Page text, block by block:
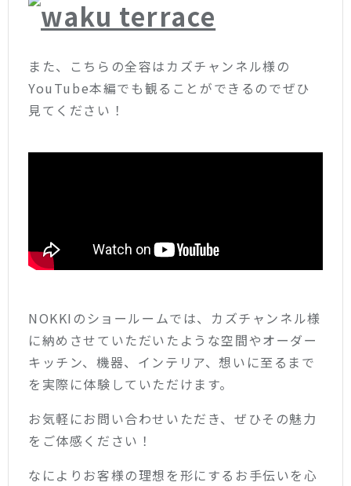
また、こちらの全容はカズチャンネル様の
YouTube本編でも観ることができるのでぜひ
見てください！
NOKKIのショールームでは、カズチャンネル様
に納めさせていただいたような空間やオーダー
キッチン、機器、インテリア、想いに至るまで
を実際に体験していただけます。
お気軽にお問い合わせいただき、ぜひその魅力
をご体感ください！
なによりお客様の理想を形にするお手伝いを心